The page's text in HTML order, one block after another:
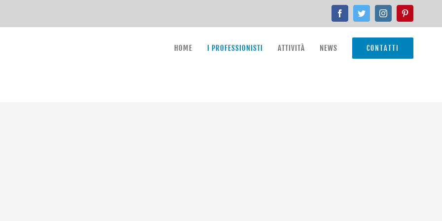
FacebookTwitterInstagramPinterest
HOME I PROFESSIONISTI ATTIVITÀ NEWS CONTATTI